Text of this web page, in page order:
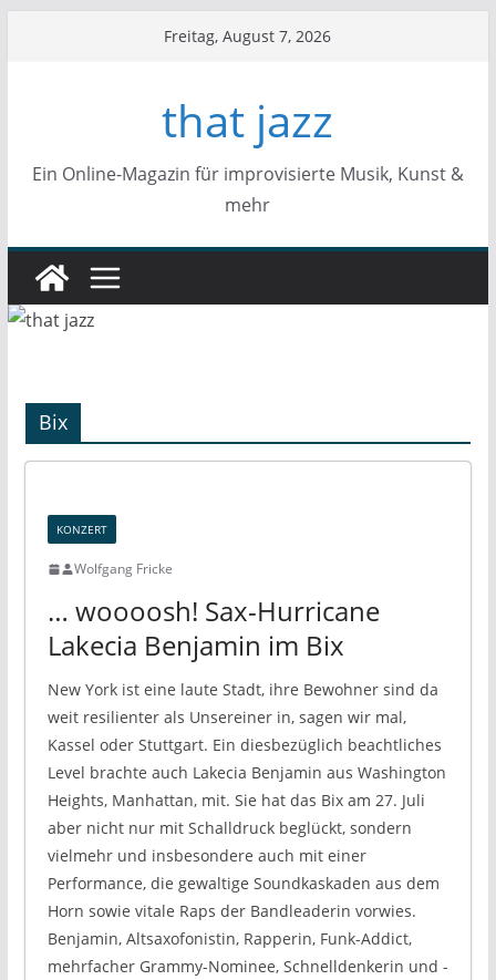
Freitag, August 7, 2026
that jazz
Ein Online-Magazin für improvisierte Musik, Kunst &
mehr
Bix
KONZERT
Wolfgang Fricke
… woooosh! Sax-Hurricane
Lakecia Benjamin im Bix
New York ist eine laute Stadt, ihre Bewohner sind da
weit resilienter als Unsereiner in, sagen wir mal,
Kassel oder Stuttgart. Ein diesbezüglich beachtliches
Level brachte auch Lakecia Benjamin aus Washington
Heights, Manhattan, mit. Sie hat das Bix am 27. Juli
aber nicht nur mit Schalldruck beglückt, sondern
vielmehr und insbesondere auch mit einer
Performance, die gewaltige Soundkaskaden aus dem
Horn sowie vitale Raps der Bandleaderin vorwies.
Benjamin, Altsaxofonistin, Rapperin, Funk-Addict,
mehrfacher Grammy-Nominee, Schnelldenkerin und -